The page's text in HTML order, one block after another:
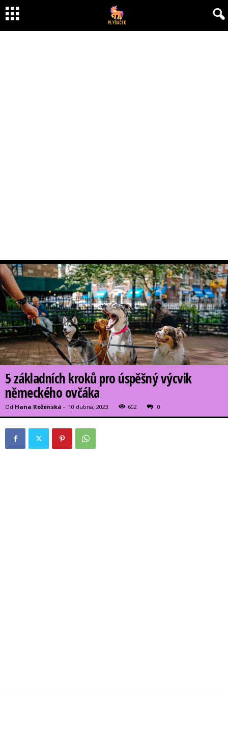
5 základních kroků pro úspěšný výcvik
německého ovčáka
Od Hana Roženská - 10 dubna, 2023 602 0